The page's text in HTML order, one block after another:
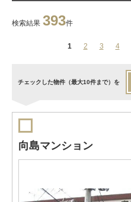
検索結果 393件
1 2 3 4
チェックした物件（最大10件まで）を
向島マンション